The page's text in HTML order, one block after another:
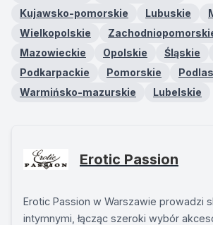
Kujawsko-pomorskie
Lubuskie
Wielkopolskie
Mazowieckie
Opolskie Śląskie
Podkarpackie
Pomorskie
Warmińsko-mazurskie
Lubelskie
Erotic Passion
Erotic Passion w Warszawie prowadzi
intymnymi, łącząc szeroki wybór